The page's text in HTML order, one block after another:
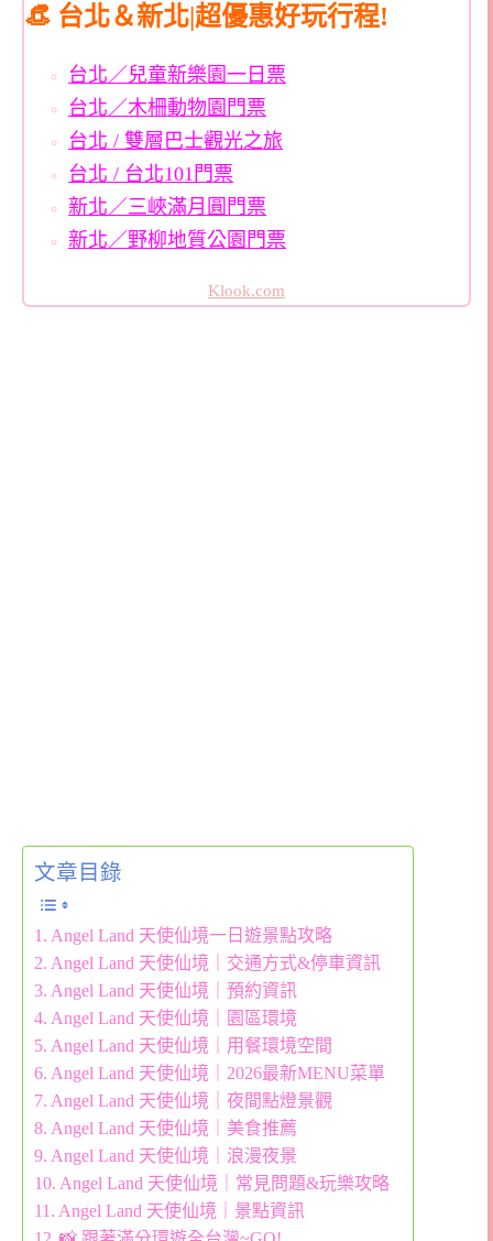
👒 台北＆新北|超優惠好玩行程!
台北／兒童新樂園一日票
台北／木柵動物園門票
台北 / 雙層巴士觀光之旅
台北 / 台北101門票
新北／三峽滿月圓門票
新北／野柳地質公園門票
Klook.com
文章目錄
Angel Land 天使仙境一日遊景點攻略
Angel Land 天使仙境｜交通方式&停車資訊
Angel Land 天使仙境｜預約資訊
Angel Land 天使仙境｜園區環境
Angel Land 天使仙境｜用餐環境空間
Angel Land 天使仙境｜2026最新MENU菜單
Angel Land 天使仙境｜夜間點燈景觀
Angel Land 天使仙境｜美食推薦
Angel Land 天使仙境｜浪漫夜景
Angel Land 天使仙境｜常見問題&玩樂攻略
Angel Land 天使仙境｜景點資訊